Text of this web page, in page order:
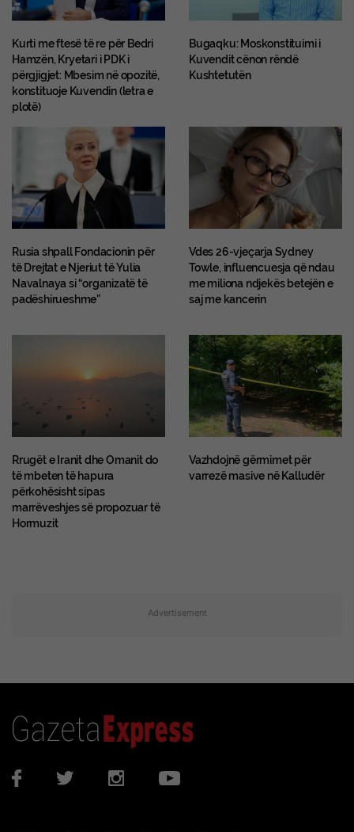
Kurti me ftesë të re për Bedri
Hamzën, Kryetari i PDK i
përgjigjet: Mbesim në opozitë,
konstituoje Kuvendin (letra e
plotë)
Bugaqku: Moskonstituimi i
Kuvendit cënon rëndë
Kushtetutën
Rusia shpall Fondacionin për
të Drejtat e Njeriut të Yulia
Navalnaya si “organizatë të
padëshirueshme”
Vdes 26-vjeçarja Sydney
Towle, influencuesja që ndau
me miliona ndjekës betejën e
saj me kancerin
Rrugët e Iranit dhe Omanit do
të mbeten të hapura
përkohësisht sipas
marrëveshjes së propozuar të
Hormuzit
Vazhdojnë gërmimet për
varrezë masive në Kalludër
Advertisement